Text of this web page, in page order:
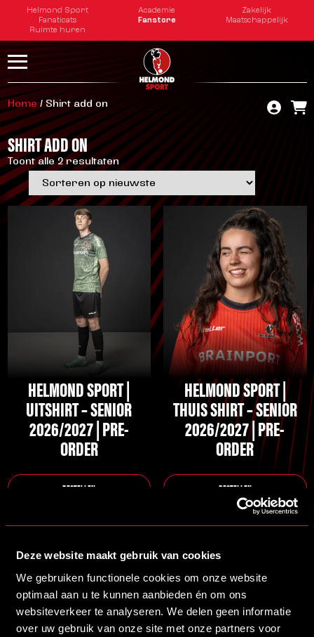
Deze website maakt gebruik van cookies
We gebruiken functionele cookies om onze website
optimaal aan u te kunnen aanbieden én om ons
websiteverkeer te analyseren. We delen geen informatie
over uw gebruik van onze site met onze partners voor
Helmond Sport Academie
Zakelijk
Fanaticats
Fanstore
Maatschappelijk
Ruimte huren
Home/ Shirt add on
SHIRT ADD ON
Toont alle 2 resultatenGesorteerd
op
nieuwste
HELMOND SPORT |
UITSHIRT – SENIOR
2026/2027 | PRE-
ORDER
BESTELLEN
optie
worden
productpagina
HELMOND SPORT |
THUIS SHIRT – SENIOR
2026/2027 | PRE-
ORDER
BESTELLEN
Dit
meerdere
variaties.
Deze
optie
kan
gekozen
worden
productpagina
Brainport partners
Premium partners